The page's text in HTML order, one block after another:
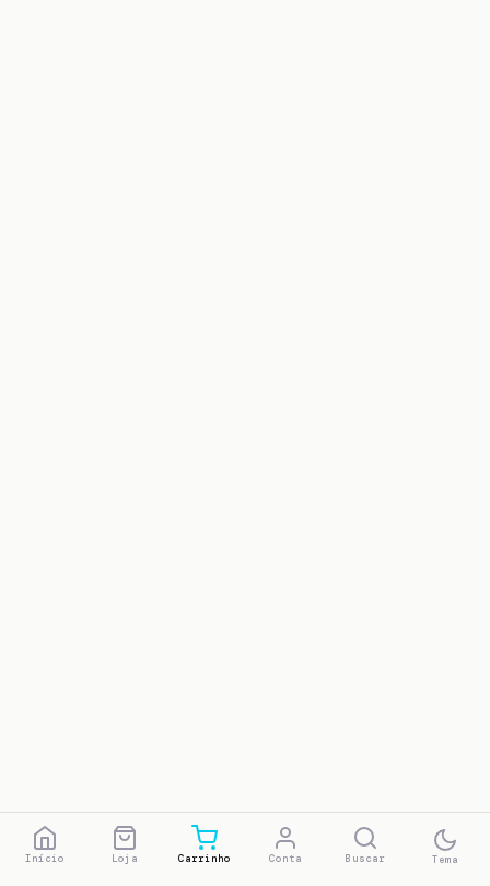
Início Loja Carrinho Conta Buscar Tema